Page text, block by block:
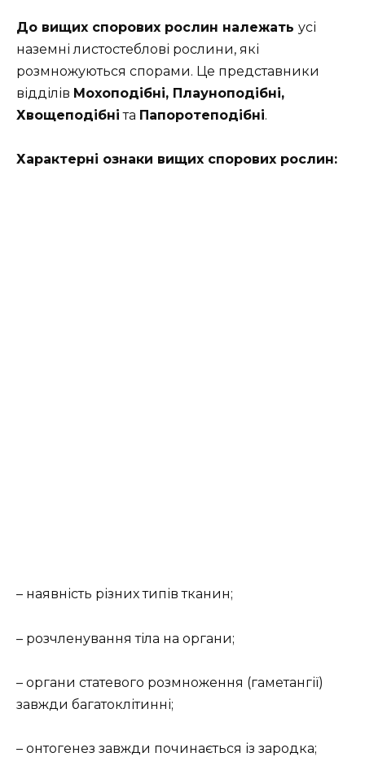
До вищих спорових рослин належать усі
наземні листостеблові рослини, які
розмножуються спорами. Це представники
відділів Мохоподібні, Плауноподібні,
Хвощеподібні та Папоротеподібні.
Характерні ознаки вищих спорових рослин:
– наявність різних типів тканин;
– розчленування тіла на органи;
– органи статевого розмноження (гаметангії)
завжди багатоклітинні;
– онтогенез завжди починається із зародка;